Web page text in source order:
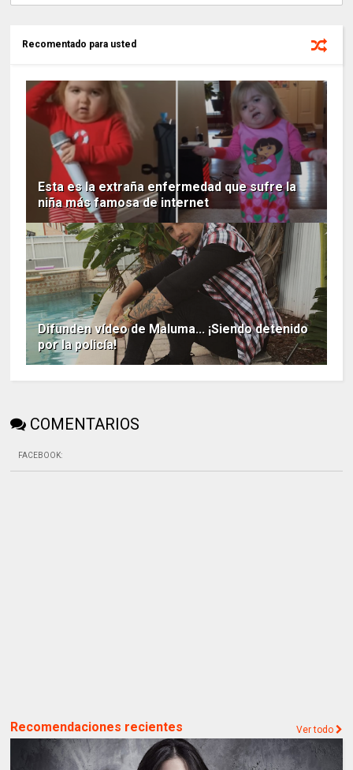
Recomentado para usted
Esta es la extraña enfermedad que sufre la
niña más famosa de internet
Difunden vídeo de Maluma... ¡Siendo detenido
por la policía!
COMENTARIOS
FACEBOOK:
Recomendaciones recientes Ver todo